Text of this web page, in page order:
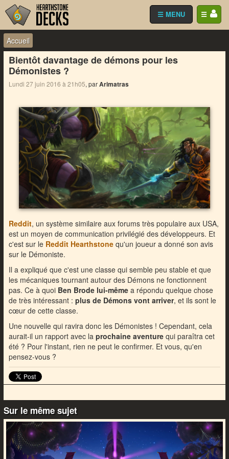
☰
☰ MENU
Accueil
Bientôt davantage de démons pour les
Démonistes ?
Lundi 27 juin 2016 à 21h05, parArimatras
Reddit, un système similaire aux forums très populaire aux USA,
est un moyen de communication privilégié des développeurs. Et
c'est sur le Reddit Hearthstonequ'un joueur a donné son avis
sur le Démoniste.
Il a expliqué que c'est une classe qui semble peu stable et que
les mécaniques tournant autour des Démons ne fonctionnent
pas. Ce à quoi Ben Brode lui-mêmea répondu quelque chose
de très intéressant : plus de Démons vont arriver, et ils sont le
cœur de cette classe.
Une nouvelle qui ravira donc les Démonistes ! Cependant, cela
aurait-il un rapport avec la prochaine aventurequi paraîtra cet
été ? Pour l'instant, rien ne peut le confirmer. Et vous, qu'en
pensez-vous ?
Sur le même sujet